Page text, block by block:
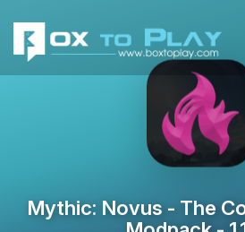
Mythic: Novus - The